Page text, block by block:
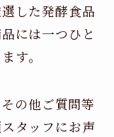
した発酵食品
には一つひと
す。
の他ご質問等
タッフにお声